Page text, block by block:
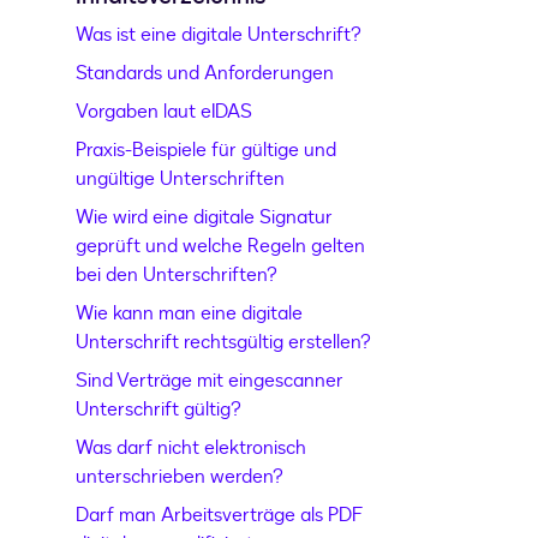
Was ist eine digitale Unterschrift?
Standards und Anforderungen
Vorgaben laut eIDAS
Praxis-Beispiele für gültige und
ungültige Unterschriften
Wie wird eine digitale Signatur
geprüft und welche Regeln gelten
bei den Unterschriften?
Wie kann man eine digitale
Unterschrift rechtsgültig erstellen?
Sind Verträge mit eingescanner
Unterschrift gültig?
Was darf nicht elektronisch
unterschrieben werden?
Darf man Arbeitsverträge als PDF